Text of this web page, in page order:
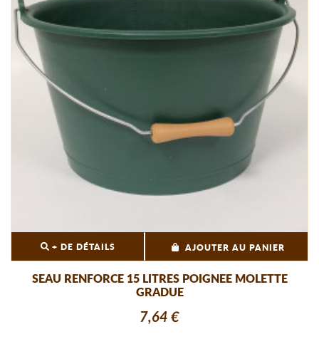
+ DE DÉTAILS AJOUTER AU PANIER
SEAU RENFORCE 15 LITRES POIGNEE MOLETTE
GRADUE
7,64 €